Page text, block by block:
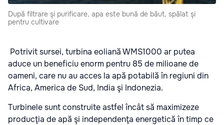
După filtrare şi purificare, apa este bună de băut, spălat şi
pentru cultivare
Potrivit sursei, turbina eoliană WMS1000 ar putea
aduce un beneficiu enorm pentru 85 de milioane de
oameni, care nu au acces la apă potabilă în regiuni din
Africa, America de Sud, India şi Indonezia.
Turbinele sunt construite astfel încât să maximizeze
producţia de apă şi independenţa energetică în timp ce